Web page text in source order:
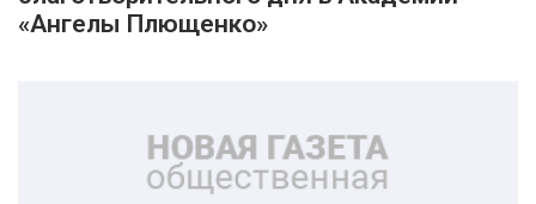
«Ангелы Плющенко»